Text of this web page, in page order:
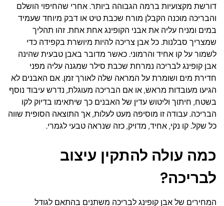
דורשת מקצועיות ברמה הגבוהה ביותר. אחרי שהחיפוי הושלם
והבריכה מוכנה הקבלן מורח שכבת טיט או דבק מיוחד שעמיד
במים ומניח עליה את אבני הקופינג אחת אחת. זהו תהליך
שמצריך סבלנות. כל אבן צריכה להיות מיושרת בקפידה כדי
לשמור על קו אחיד והרמוני. כאשר מדובר באבן טבעית שהינה
אבן קופינג לבריכה נמרחת שכבת סילר שמגנה עליה מפני
חדירת מים ושומרת על המראה שלה לאורך זמן. אם האבנים לא
הגיעו מעובדות מראש, או אם הבריכה מעוגלת, נדרש עיבוד נוסף
בשטח, חיתוך וליטוש עדין של האבנים כך שיתאימו בדיוק לקו
הבריכה. עבודה זו מוסיפה מעט לעלות, אך התוצאה הסופית שווה
כל שקל. קו נקי, אחיד, מדויק, כזה שנראה טבעי לגמרי.
כמה עולה להתקין עיצוב
לבריכה?
המחירים של אבן קופינג לבריכה משתנים בהתאם לגודל